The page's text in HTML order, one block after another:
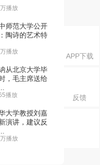
APP下载
反馈
播放
师范大学公开
陶诗的艺术特
播放
从北京大学毕
，毛主席送给
播放
大学教授刘嘉
演讲，建议反
播放